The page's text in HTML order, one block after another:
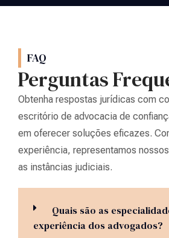
FAQ
Perguntas
Obtenha respostas jurídicas com
escritório de advocacia de
em oferecer soluções eficazes.
experiência, representamos
as instâncias judiciais.
Quais são as
experiência dos advogados?